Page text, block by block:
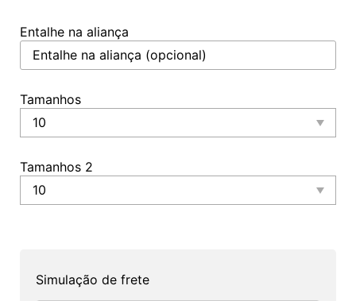
Entalhe na aliança
Tamanhos
Tamanhos 2
Simulação de frete